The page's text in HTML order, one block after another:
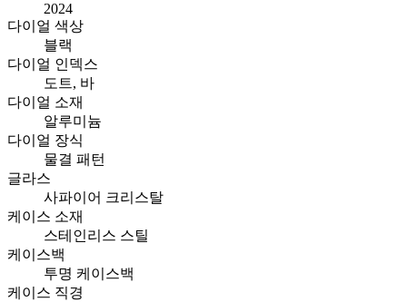
2024
다이얼 색상
블랙
다이얼 인덱스
도트, 바
다이얼 소재
알루미늄
다이얼 장식
물결 패턴
글라스
사파이어 크리스탈
케이스 소재
스테인리스 스틸
케이스백
투명 케이스백
케이스 직경